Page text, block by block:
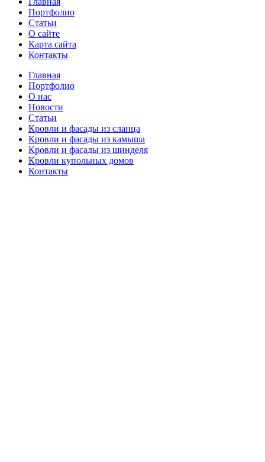
Портфолио
Статьи
О сайте
Карта сайта
Контакты
Главная
Портфолио
О нас
Новости
Статьи
Кровли и фасады из сланца
Кровли и фасады из камыша
Кровли и фасады из шинделя
Кровли купольных домов
Контакты